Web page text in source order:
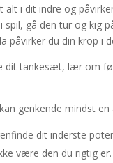
i dit indre og
gå den tur og kig
påvirker du din krop i
tankesæt, lær om
genkende mindst en
dit inderste
være den du rigtig er.